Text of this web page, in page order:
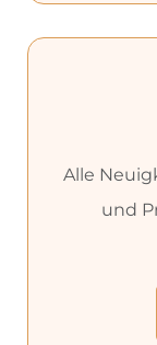
Alle
und